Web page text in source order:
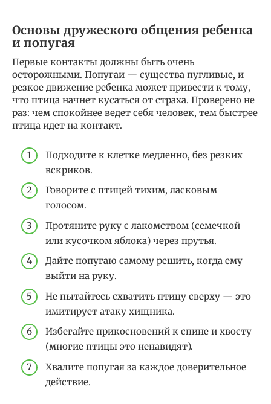
Основы дружеского общения ребенка
и попугая
Первые контакты должны быть очень
осторожными. Попугаи — существа пугливые, и
резкое движение ребенка может привести к тому,
что птица начнет кусаться от страха. Проверено не
раз: чем спокойнее ведет себя человек, тем быстрее
птица идет на контакт.
Подходите к клетке медленно, без резких
вскриков.
Говорите с птицей тихим, ласковым
голосом.
Протяните руку с лакомством (семечкой
или кусочком яблока) через прутья.
Дайте попугаю самому решить, когда ему
выйти на руку.
Не пытайтесь схватить птицу сверху — это
имитирует атаку хищника.
Избегайте прикосновений к спине и хвосту
(многие птицы это ненавидят).
Хвалите попугая за каждое доверительное
действие.